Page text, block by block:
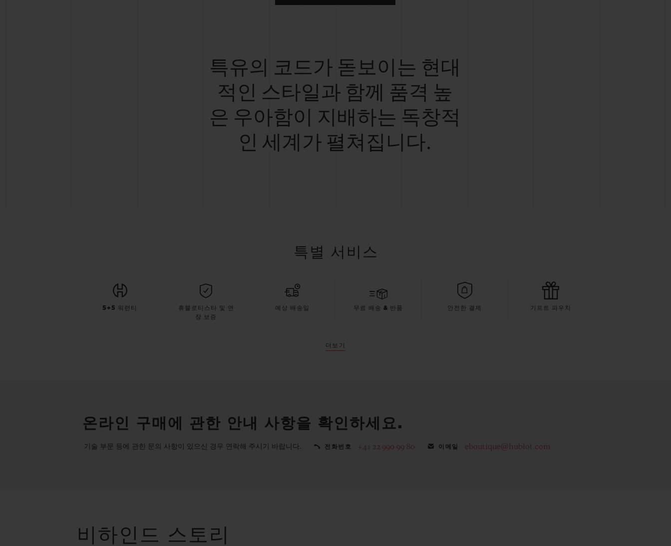
특유의 코드가 돋보이는 현대
적인 스타일과 함께 품격 높
은 우아함이 지배하는 독창적
인 세계가 펼쳐집니다.
특별 서비스
5+5 워런티
휴블로티스타 및 연
장 보증
예상 배송일 무료 배송 & 반품 안전한 결제 기프트 파우치
더보기
온라인 구매에 관한 안내 사항을 확인하세요.
기술 부문 등에 관한 문의 사항이 있으신 경우 연락해 주시기 바랍니다. 전화번호 +41 22 990 99 80 이메일 eboutique@hublot.com
비하인드 스토리